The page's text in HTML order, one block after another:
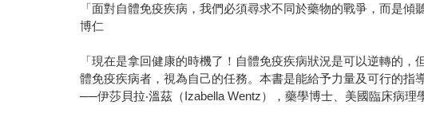
「面對自體免疫疾病，我們必須尋求不同於藥物的戰爭，而是
博仁
「現在是拿回健康的時機了！自體免疫疾病狀況是可以逆轉的
體免疫疾病者，視為自己的任務。本書是能給予力量及可行的指
──伊莎貝拉‧溫茲（Izabella Wentz），藥學博士、美國臨床病理